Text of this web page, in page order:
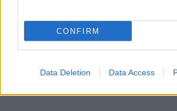
CONFIRM
Data Deletion Data Access
αναφέρουν ότι εξετάζεται ειδικός
μέσω Κατάρ για χρήση μέρους των